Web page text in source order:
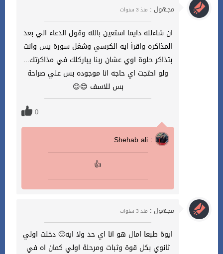
مجهول : منذ 3 سنوات
ان شاءلله دايما استعين بالله وقول الدعاء الي بعد
المذاكره واقرأ ايه الكرسي وشغل سورة يس وانت
بتذاكر حلوة اوي عشان ربنا يباركلك في مذاكرتك...
ولو احتجت اي حاجه انا موجوده بس علي صراحة
بس للاسف 😊😊
0
Shehab ali :
👍
مجهول : منذ 3 سنوات
ايوة طبعا امال هو انا اي حد ولا ايه🙂 دخلت اولي
ثانوي بكل قوة وثبات ومرحلة اولي كمان اه في